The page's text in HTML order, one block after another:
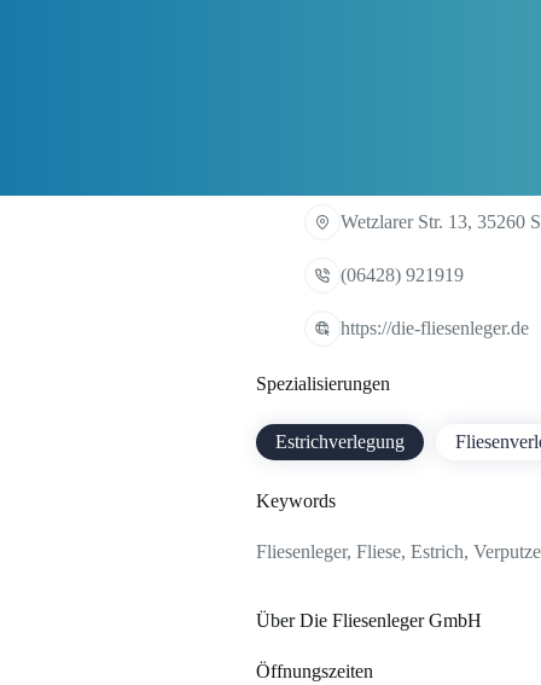
Wetzlarer Str. 13, 35260
(06428) 921919
https://die-fliesenleger.de
Spezialisierungen
Estrichverlegung
Keywords
Fliesenleger, Fliese, Estrich,
Über Die Fliesenleger GmbH
Öffnungszeiten